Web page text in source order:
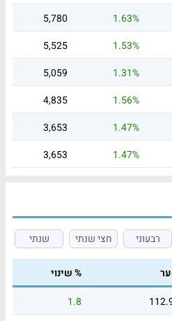
1.63%
5,780
1.53%
5,525
1.31%
5,059
1.56%
4,835
1.47%
3,653
1.47%
3,653
רבעוני חצי שנתי שנתי
% שינוי
1.8